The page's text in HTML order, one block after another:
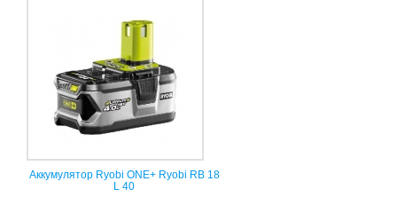
Аккумулятор Ryobi ONE+ Ryobi RB 18
L 40